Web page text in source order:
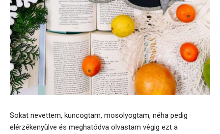
Sokat nevettem, kuncogtam, mosolyogtam, néha pedig
elérzékenyülve és meghatódva olvastam végig ezt a